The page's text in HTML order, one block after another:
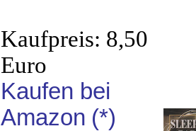
Kaufpreis: 8,50
Euro
Kaufen bei
Amazon (*)